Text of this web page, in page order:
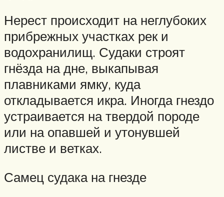
Нерест происходит на неглубоких
прибрежных участках рек и
водохранилищ. Судаки строят
гнёзда на дне, выкапывая
плавниками ямку, куда
откладывается икра. Иногда гнездо
устраивается на твердой породе
или на опавшей и утонувшей
листве и ветках.
Самец судака на гнезде